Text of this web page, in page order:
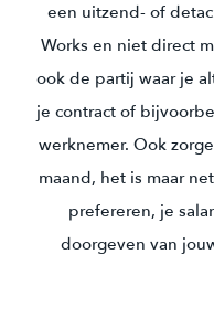
een uitzend- of
Works en niet direct
ook de partij waar je
je contract of
werknemer. Ook
maand, het is maar
prefereren, je
doorgeven van